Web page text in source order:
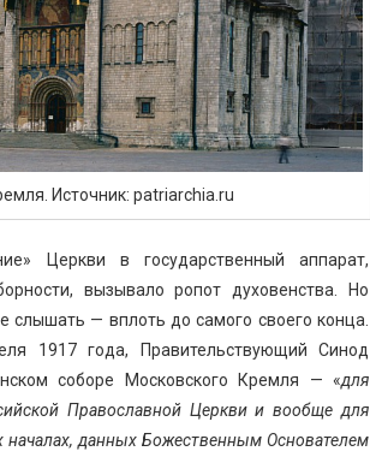
Источник: patriarchia.ru
Церкви в государственный аппарат,
вызывало ропот духовенства. Но
слышать — вплоть до самого своего конца.
1917 года, Правительствующий Синод
соборе Московского Кремля — «для
Православной Церкви и вообще для
данных Божественным Основателем